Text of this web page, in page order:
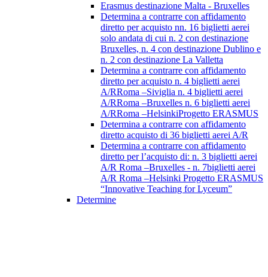
Erasmus destinazione Malta - Bruxelles
Determina a contrarre con affidamento
diretto per acquisto nn. 16 biglietti aerei
solo andata di cui n. 2 con destinazione
Bruxelles, n. 4 con destinazione Dublino e
n. 2 con destinazione La Valletta
Determina a contrarre con affidamento
diretto per acquisto n. 4 biglietti aerei
A/RRoma –Siviglia n. 4 biglietti aerei
A/RRoma –Bruxelles n. 6 biglietti aerei
A/RRoma –HelsinkiProgetto ERASMUS
Determina a contrarre con affidamento
diretto acquisto di 36 biglietti aerei A/R
Determina a contrarre con affidamento
diretto per l’acquisto di: n. 3 biglietti aerei
A/R Roma –Bruxelles - n. 7biglietti aerei
A/R Roma –Helsinki Progetto ERASMUS
“Innovative Teaching for Lyceum”
Determine